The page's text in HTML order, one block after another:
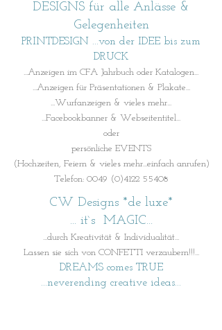
DESIGNS für alle Anlässe &
Gelegenheiten
PRINTDESIGN ...von der IDEE bis zum
DRUCK
...Anzeigen im CFA Jahrbuch oder Katalogen...
...Anzeigen für Präsentationen & Plakate...
...Wurfanzeigen & vieles mehr...
...Facebookbanner & Webseitentitel...
oder
persönliche EVENTS
(Hochzeiten, Feiern & vieles mehr...einfach anrufen)
Telefon: 0049 (0)4122 55408
CW Designs *de luxe*
... it`s MAGIC...
...durch Kreativität & Individualität...
Lassen sie sich von CONFETTI verzaubern!!!...
DREAMS comes TRUE
...neverending creative ideas...